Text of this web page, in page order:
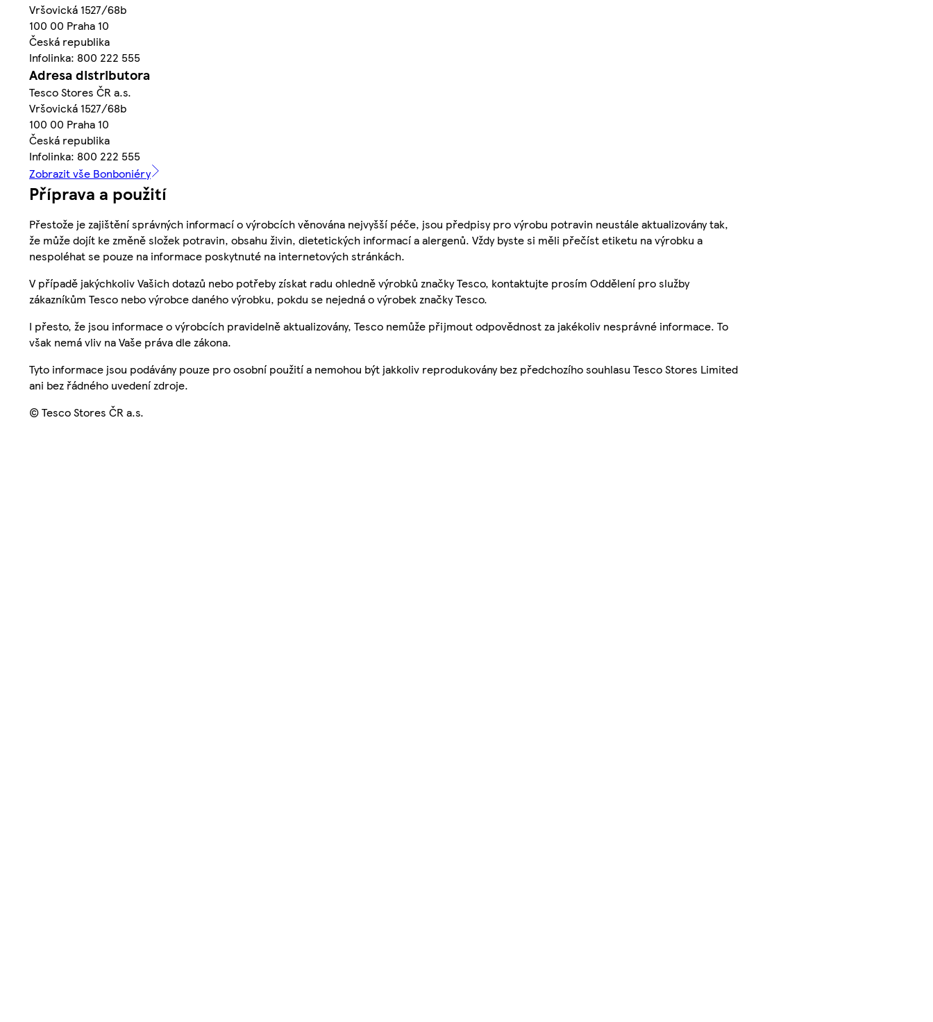
Vršovická 1527/68b
100 00 Praha 10
Česká republika
Infolinka: 800 222 555
Adresa distributora
Tesco Stores ČR a.s.
Vršovická 1527/68b
100 00 Praha 10
Česká republika
Infolinka: 800 222 555
Zobrazit vše Bonboniéry
Příprava a použití
Přestože je zajištění správných informací o výrobcích věnována nejvyšší péče, jsou předpisy pro výrobu potravin neustále aktualizovány tak,
že může dojít ke změně složek potravin, obsahu živin, dietetických informací a alergenů. Vždy byste si měli přečíst etiketu na výrobku a
nespoléhat se pouze na informace poskytnuté na internetových stránkách.
V případě jakýchkoliv Vašich dotazů nebo potřeby získat radu ohledně výrobků značky Tesco, kontaktujte prosím Oddělení pro služby
zákazníkům Tesco nebo výrobce daného výrobku, pokdu se nejedná o výrobek značky Tesco.
I přesto, že jsou informace o výrobcích pravidelně aktualizovány, Tesco nemůže přijmout odpovědnost za jakékoliv nesprávné informace. To
však nemá vliv na Vaše práva dle zákona.
Tyto informace jsou podávány pouze pro osobní použití a nemohou být jakkoliv reprodukovány bez předchozího souhlasu Tesco Stores Limited
ani bez řádného uvedení zdroje.
© Tesco Stores ČR a.s.